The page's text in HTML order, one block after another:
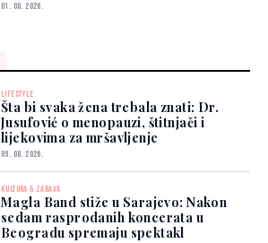
01. 08. 2026.
LIFESTYLE
Šta bi svaka žena trebala znati: Dr.
Jusufović o menopauzi, štitnjači i
lijekovima za mršavljenje
09. 08. 2026.
KULTURA & ZABAVA
Magla Band stiže u Sarajevo: Nakon
sedam rasprodanih koncerata u
Beogradu spremaju spektakl